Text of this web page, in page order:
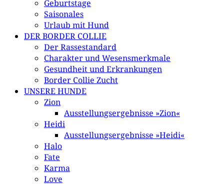
Geburtstage
Saisonales
Urlaub mit Hund
DER BORDER COLLIE
Der Rassestandard
Charakter und Wesensmerkmale
Gesundheit und Erkrankungen
Border Collie Zucht
UNSERE HUNDE
Zion
Ausstellungsergebnisse »Zion«
Heidi
Ausstellungsergebnisse »Heidi«
Halo
Fate
Karma
Love